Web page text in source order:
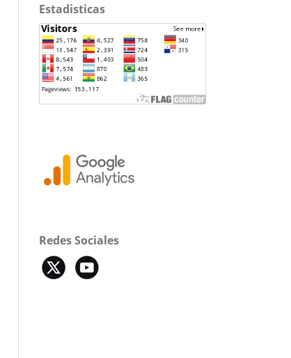
Estadisticas
Redes Sociales